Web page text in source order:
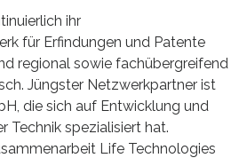
ihr
für Erfindungen und Patente
regional sowie fachübergreifend
Jüngster Netzwerkpartner ist
die sich auf Entwicklung und
Technik spezialisiert hat.
Life Technologies